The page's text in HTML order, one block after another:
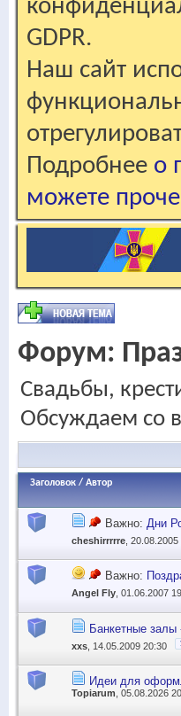
GDPR.
Наш сайт
Подробнее о
можете
Форум:
Свадьбы,
Обсуждаем со
Заголовок / Автор
Важно: Дни
cheshirrrrre ,
Важно:
Angel Fly , 01.06.2007
Банкетные
xxs , 14.05.2009 20:30
Идеи для
Topiarum, 05.08.2026